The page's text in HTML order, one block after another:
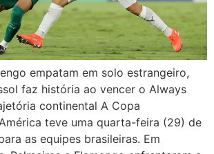
empatam em solo estrangeiro,
faz história ao vencer o Always
continental A Copa
teve uma quarta-feira (29) de
as equipes brasileiras. Em